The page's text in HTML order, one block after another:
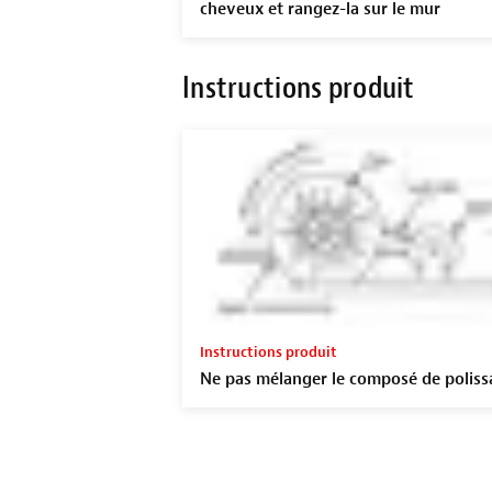
cheveux et rangez-la sur le mur
Instructions produit
Instructions produit
Ne pas mélanger le composé de